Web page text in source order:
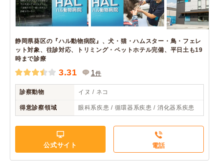
静岡県葵区の『ハル動物病院』、犬・猫・ハムスター・鳥・フェレ
ット対象、往診対応、トリミング・ペットホテル完備、平日土も19
時まで診療
3.31 1件
診察動物 イヌ / ネコ
得意診察領域 眼科系疾患 / 循環器系疾患 / 消化器系疾患
公式サイト 電話